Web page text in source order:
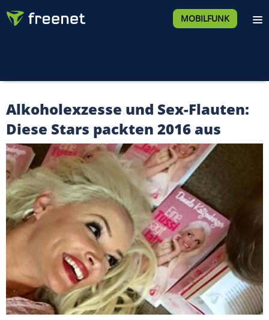
MOBILFUNK
Alkoholexzesse und Sex-Flauten:
Diese Stars packten 2016 aus